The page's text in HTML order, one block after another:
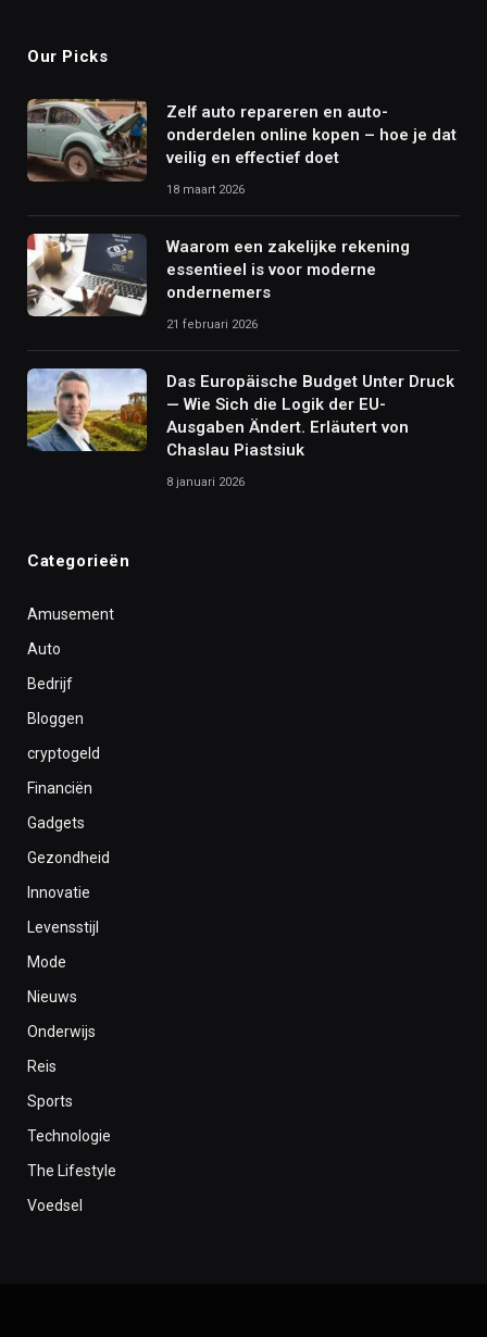
Our Picks
Zelf auto repareren en auto-
onderdelen online kopen – hoe je dat
veilig en effectief doet
18 maart 2026
Waarom een zakelijke rekening
essentieel is voor moderne
ondernemers
21 februari 2026
Das Europäische Budget Unter Druck
— Wie Sich die Logik der EU-
Ausgaben Ändert. Erläutert von
Chaslau Piastsiuk
8 januari 2026
Categorieën
Amusement
Auto
Bedrijf
Bloggen
cryptogeld
Financiën
Gadgets
Gezondheid
Innovatie
Levensstijl
Mode
Nieuws
Onderwijs
Reis
Sports
Technologie
The Lifestyle
Voedsel